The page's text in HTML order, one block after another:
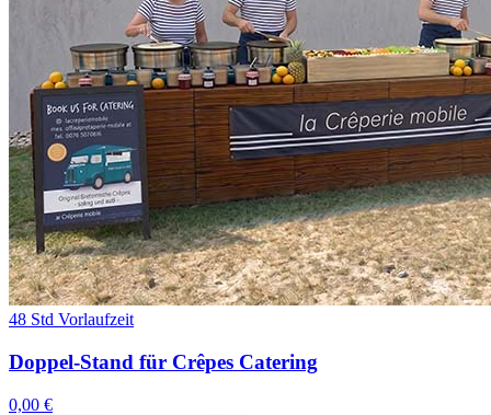
48 Std Vorlaufzeit
Doppel-Stand für Crêpes Catering
0,00 €